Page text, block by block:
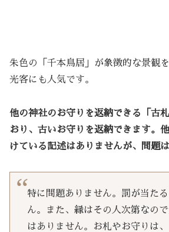
朱色の「千本鳥居」が象徴的な景観
光客にも人気です。
他の神社のお守りを返納できる「古
おり、古いお守りを返納できます。
けている記述はありませんが、問題
特に問題ありません。罰が当た
ん。また、縁はその人次第なの
はありません。お札やお守りは